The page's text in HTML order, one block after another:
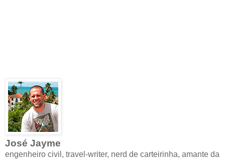
José Jayme
engenheiro civil, travel-writer, nerd de carteirinha, amante da